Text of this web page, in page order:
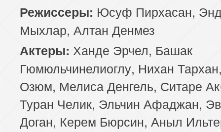
85 серия
86 серия
87 серия
89 серия
90 серия
93 серия
94 серия
95 серия
97 серия
98 серия 99 серия
Режиссеры: Юсуф Пирхасан,
Мыхлар, Алтан Денмез
Актеры: Ханде Эрчел, Башак
Гюмюльчинелиоглу, Нихан
Озюм, Мелиса Денгель, Ситаре
Туран Челик, Эльчин Афаджан,
Доган, Керем Бюрсин, Аныл